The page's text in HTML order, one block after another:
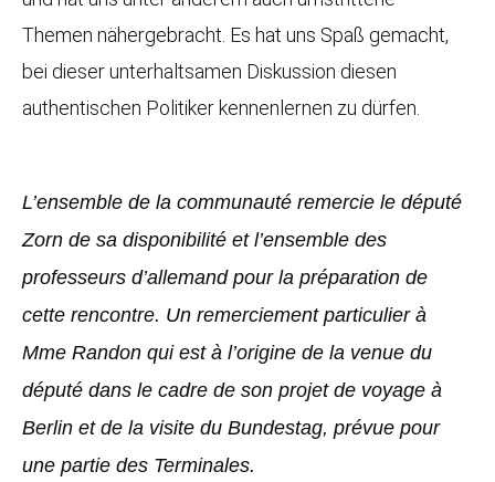
Themen nähergebracht. Es hat uns Spaß gemacht,
bei dieser unterhaltsamen Diskussion diesen
authentischen Politiker kennenlernen zu dürfen.
L’ensemble de la communauté remercie le député
Zorn de sa disponibilité et l’ensemble des
professeurs d’allemand pour la préparation de
cette rencontre. Un remerciement particulier à
Mme Randon qui est à l’origine de la venue du
député dans le cadre de son projet de voyage à
Berlin et de la visite du Bundestag, prévue pour
une partie des Terminales.